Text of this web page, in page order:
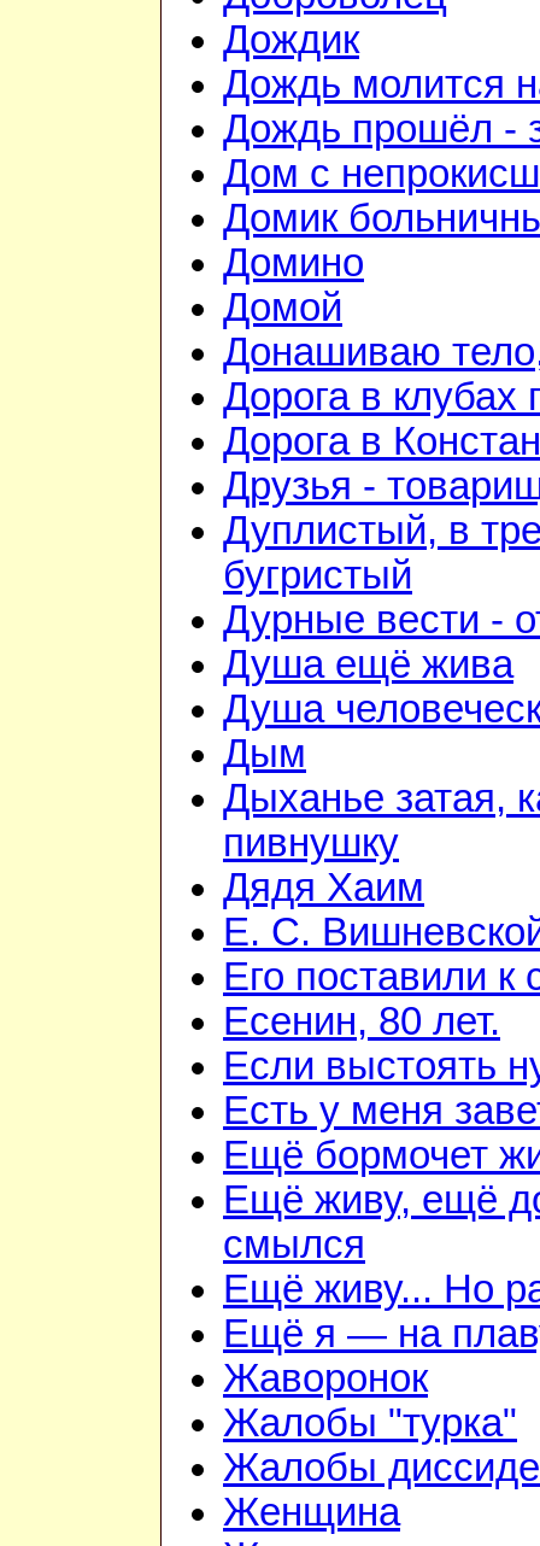
Дождик
Дождь молится
Дождь прошёл -
Дом с
Домик
Домино
Домой
Донашиваю
Дорога в клубах
Дорога в
Друзья -
Дуплистый, в
бугристый
Дурные вести -
Душа ещё жива
Душа
Дым
Дыханье затая,
пивнушку
Дядя Хаим
Е. С.
Его поставили к
Есенин, 80 лет.
Если выстоять
Есть у меня
Ещё бормочет
Ещё живу, ещё
смылся
Ещё живу... Но
Ещё я — на
Жаворонок
Жалобы "турка"
Жалобы
Женщина